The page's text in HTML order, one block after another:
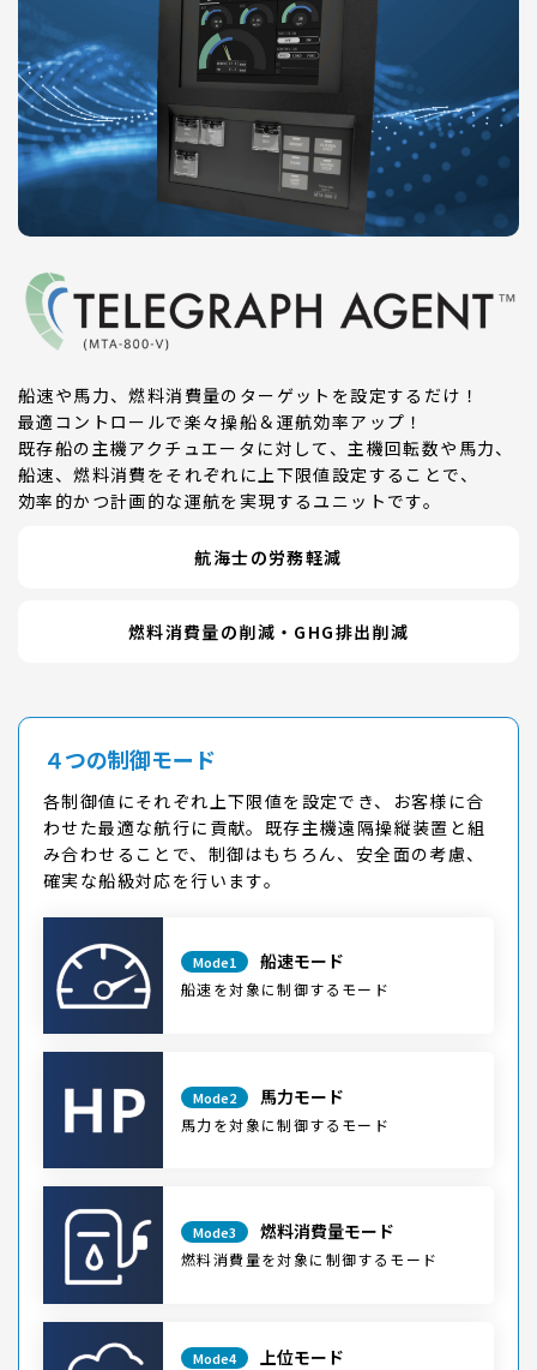
船速や馬力、燃料消費量のターゲットを設定するだけ！
最適コントロールで楽々操船＆運航効率アップ！
既存船の主機アクチュエータに対して、主機回転数や馬力、
船速、燃料消費をそれぞれに上下限値設定することで、
効率的かつ計画的な運航を実現するユニットです。
航海士の労務軽減
燃料消費量の削減・GHG排出削減
４つの制御モード
各制御値にそれぞれ上下限値を設定でき、お客様に合
わせた最適な航行に貢献。既存主機遠隔操縦装置と組
み合わせることで、 制御はもちろん、安全面の考慮、
確実な船級対応を行います。
Mode1 船速モード
船速を対象に制御するモード
Mode2 馬力モード
馬力を対象に制御するモード
Mode3 燃料消費量モード
燃料消費量を対象に制御するモード
Mode4 上位モード